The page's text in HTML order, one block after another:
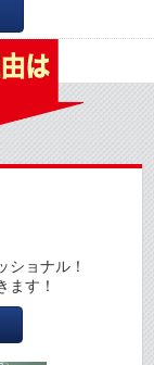
ショナル！
ます！